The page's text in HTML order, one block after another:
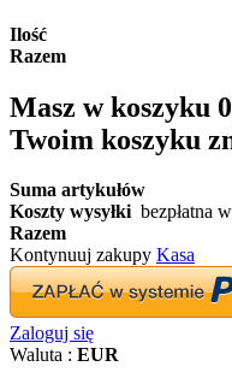
Ilość
Razem
Masz w koszyku 0
Twoim koszyku
Suma artykułów
Koszty wysyłki bezpłatna
Razem
Kontynuuj zakupy Kasa
Zaloguj się
Waluta : EUR